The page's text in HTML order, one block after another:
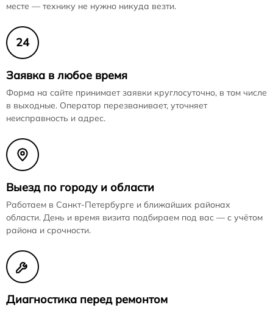
месте — технику не нужно никуда везти.
24
Заявка в любое время
Форма на сайте принимает заявки круглосуточно, в том числе
в выходные. Оператор перезванивает, уточняет
неисправность и адрес.
Выезд по городу и области
Работаем в Санкт-Петербурге и ближайших районах
области. День и время визита подбираем под вас — с учётом
района и срочности.
Диагностика перед ремонтом